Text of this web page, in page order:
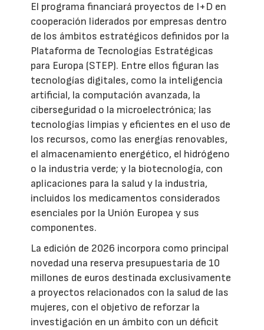
El programa financiará proyectos de I+D en
cooperación liderados por empresas dentro
de los ámbitos estratégicos definidos por la
Plataforma de Tecnologías Estratégicas
para Europa (STEP). Entre ellos figuran las
tecnologías digitales, como la inteligencia
artificial, la computación avanzada, la
ciberseguridad o la microelectrónica; las
tecnologías limpias y eficientes en el uso de
los recursos, como las energías renovables,
el almacenamiento energético, el hidrógeno
o la industria verde; y la biotecnología, con
aplicaciones para la salud y la industria,
incluidos los medicamentos considerados
esenciales por la Unión Europea y sus
componentes.
La edición de 2026 incorpora como principal
novedad una reserva presupuestaria de 10
millones de euros destinada exclusivamente
a proyectos relacionados con la salud de las
mujeres, con el objetivo de reforzar la
investigación en un ámbito con un déficit